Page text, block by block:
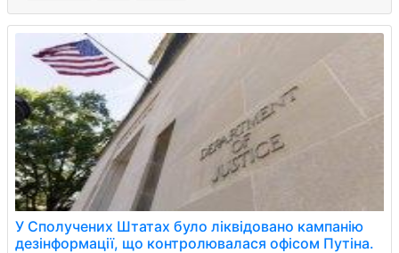
У Сполучених Штатах було ліквідовано кампанію
дезінформації, що контролювалася офісом Путіна.